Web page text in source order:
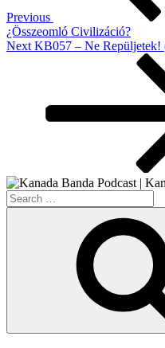
Previous
¿Összeomló Civilizáció?
Next
Next KB057 – Ne Repüljetek!
Search
for: